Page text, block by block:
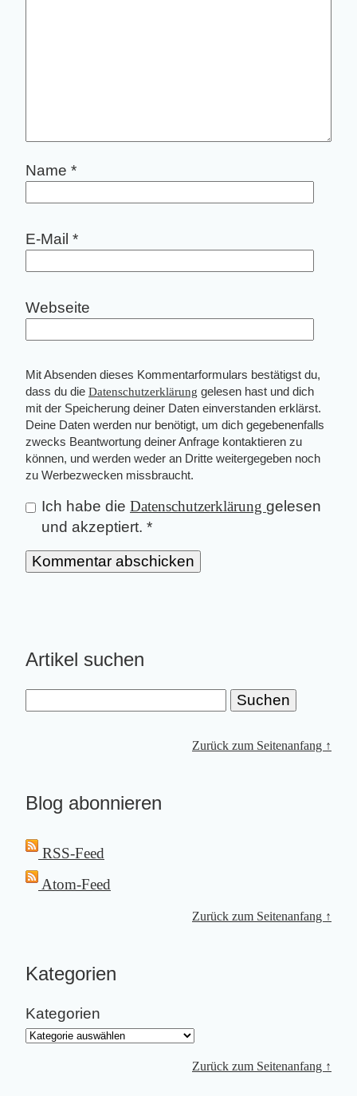
Name *
E-Mail *
Webseite
Mit Absenden dieses Kommentarformulars bestätigst du,
dass du die Datenschutzerklärung gelesen hast und dich
mit der Speicherung deiner Daten einverstanden erklärst.
Deine Daten werden nur benötigt, um dich gegebenenfalls
zwecks Beantwortung deiner Anfrage kontaktieren zu
können, und werden weder an Dritte weitergegeben noch
zu Werbezwecken missbraucht.
Ich habe die Datenschutzerklärung gelesen
und akzeptiert. *
Artikel suchen
Zurück zum Seitenanfang ↑
Blog abonnieren
RSS-Feed
Atom-Feed
Zurück zum Seitenanfang ↑
Kategorien
Kategorien
Zurück zum Seitenanfang ↑